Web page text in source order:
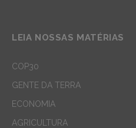
LEIA NOSSAS MATÉRIAS
COP30
GENTE DA TERRA
ECONOMIA
AGRICULTURA